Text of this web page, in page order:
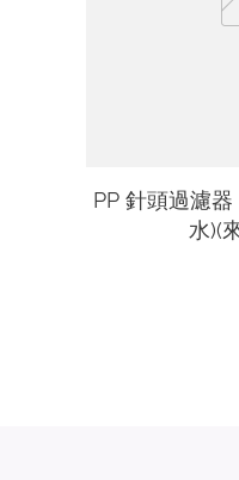
PP 針頭過濾
水)(